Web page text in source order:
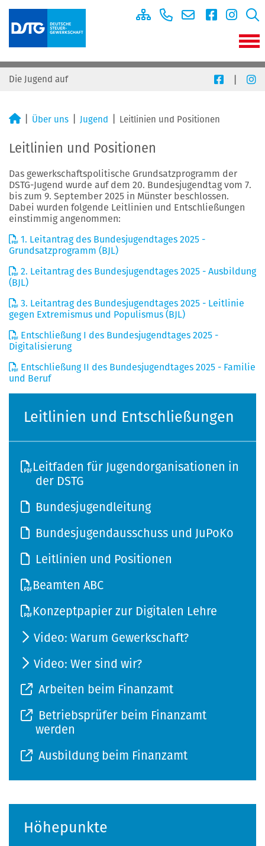
Die Jugend auf
Über uns Jugend Leitlinien und Positionen
Leitlinien und Positionen
Das gewerkschaftspolitische Grundsatzprogramm der
DSTG-Jugend wurde auf dem 20. Bundesjugendtag vom 7.
bis zum 9. September 2025 in Münster beschlossen.
Dabei wurden folgende Leitlinien und Entschließungen
einstimmig angenommen:
1. Leitantrag des Bundesjugendtages 2025 -
Grundsatzprogramm (BJL)
2. Leitantrag des Bundesjugendtages 2025 - Ausbildung
(BJL)
3. Leitantrag des Bundesjugendtages 2025 - Leitlinie
gegen Extremismus und Populismus (BJL)
Entschließung I des Bundesjugendtages 2025 -
Digitalisierung
Entschließung II des Bundesjugendtages 2025 - Familie
und Beruf
Leitlinien und Entschließungen
Leitfaden für Jugendorganisationen in
der DSTG
Bundesjugendleitung
Bundesjugendausschuss und JuPoKo
Leitlinien und Positionen
Beamten ABC
Konzeptpapier zur Digitalen Lehre
Video: Warum Gewerkschaft?
Video: Wer sind wir?
Arbeiten beim Finanzamt
Betriebsprüfer beim Finanzamt
werden
Ausbildung beim Finanzamt
Höhepunkte